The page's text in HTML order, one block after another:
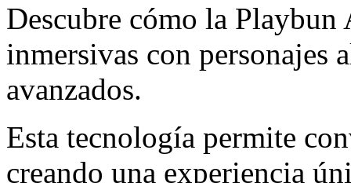
Descubre cómo la
inmersivas con personajes
avanzados.
Esta tecnología permite
creando una experiencia